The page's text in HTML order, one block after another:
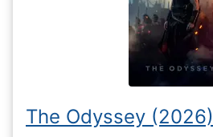
The Odyssey (2026)